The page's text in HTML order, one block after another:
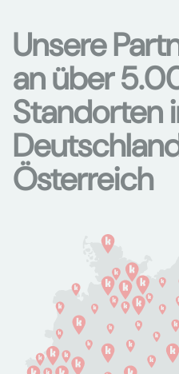
Unsere
an über
Standorten
Österreich